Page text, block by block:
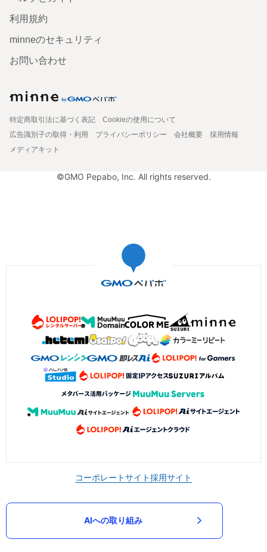
利用規約
minneのセキュリティ
お問い合わせ
特定商取引法に基づく表記
Cookieの使用について
広告識別子の取得・利用
プライバシーポリシー 会社概要
採用情報
メディアキット
©GMO Pepabo, Inc. All rights reserved.
コーポレートサイト採用サイト
AIへの取り組み